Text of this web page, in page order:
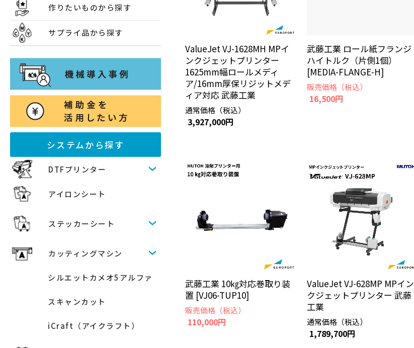
作りたいものから探す
サプライ品から探す
システムから探す
DTFプリンター
アイロンシート
ステッカーシート
カッティングマシン
シルエットカメオ5アルファ
スキャンカット
iCraft（アイクラフト）
ValueJet VJ-1628MH MPイ
ンクジェットプリンター
1625mm幅ロールメディ
ア/16mm厚保リジットメデ
ィア対応 武藤工業
通常価格（税込）
3,927,000円
武藤工業 ロール紙フランジ
ハイトルク（片側1個）
[MEDIA-FLANGE-H]
販売価格（税込）
16,500円
武藤工業 10㎏対応巻取り装
置 [VJ06-TUP10]
販売価格（税込）
110,000円
ValueJet VJ-628MP MPイン
クジェットプリンター 武藤
工業
通常価格（税込）
1,789,700円